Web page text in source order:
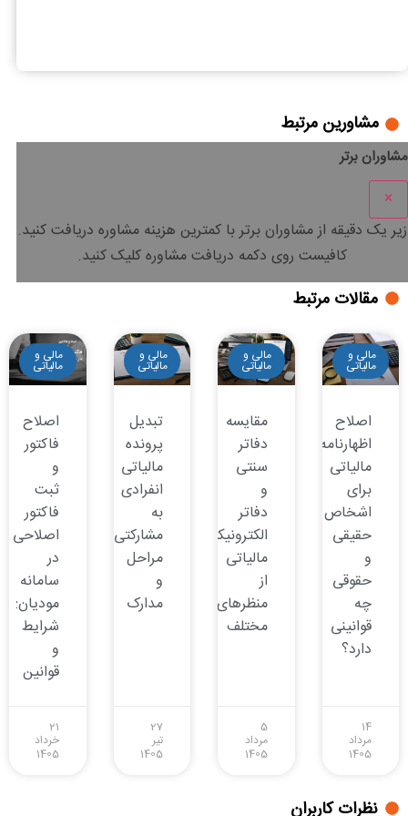
مشاورین مرتبط
مشاوران برتر
×
زیر یک دقیقه از مشاوران برتر باکمترین هزینه مشاوره دریافت کنید.
کافیست روی دکمه دریافت مشاوره کلیک کنید.
مقالات مرتبط
مالی و
مالیاتی
اصلاح
اظهارنامه
مالیاتی
برای
اشخاص
حقیقی
و
حقوقی
چه
قوانینی
دارد؟
14
مرداد
1405
مالی و
مالیاتی
مقایسه
دفاتر
سنتی
و
دفاتر
الکترونیکی
مالیاتی
از
منظرهای
مختلف
5
مرداد
1405
مالی و
مالیاتی
تبدیل
پرونده
مالیاتی
انفرادی
به
مشارکتی:
مراحل
و
مدارک
27
تیر
1405
مالی و
مالیاتی
اصلاح
فاکتور
و
ثبت
فاکتور
اصلاحی
در
سامانه
مودیان:
شرایط
و
قوانین
21
خرداد
1405
نظرات کاربران